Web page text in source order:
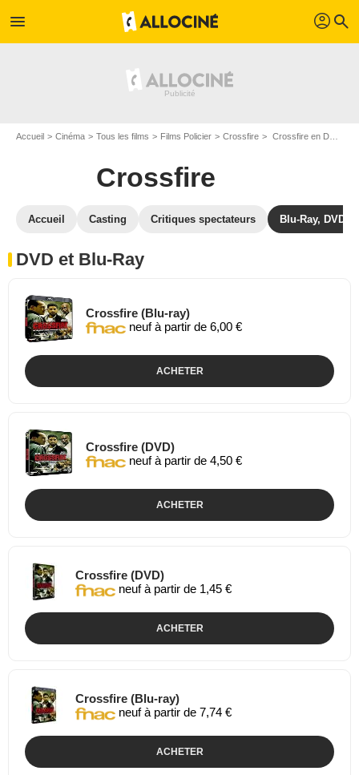
menu profil search
Accueil Cinéma Tous les films Films Policier Crossfire Crossfire en DVD Blu Ray
Crossfire
Accueil Casting Critiques spectateurs Blu-Ray, DVD
DVD et Blu-Ray
Crossfire (Blu-ray)
neuf à partir de 6,00 €
ACHETER
Crossfire (DVD)
neuf à partir de 4,50 €
ACHETER
Crossfire (DVD)
neuf à partir de 1,45 €
ACHETER
Crossfire (Blu-ray)
neuf à partir de 7,74 €
ACHETER